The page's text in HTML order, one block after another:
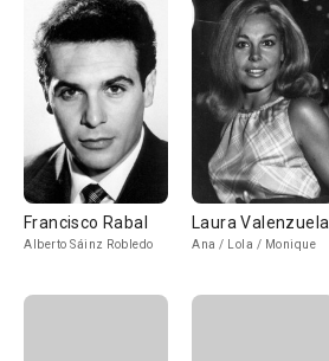
Francisco Rabal
Alberto Sáinz Robledo
Laura Valenzuela
Ana / Lola / Monique